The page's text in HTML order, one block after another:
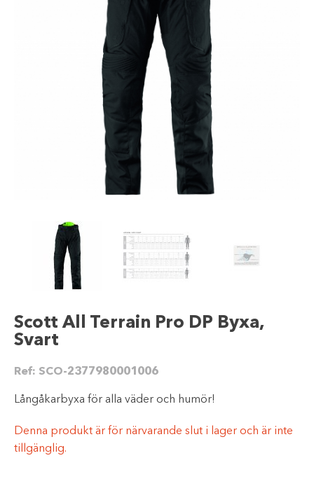
Scott All Terrain Pro DP Byxa,
Svart
Ref: SCO-2377980001006
Långåkarbyxa för alla väder och humör!
Denna produkt är för närvarande slut i lager och är inte
tillgänglig.